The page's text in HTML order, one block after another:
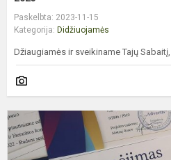
Paskelbta: 2023-11-15
Kategorija: Didžiuojamės
Džiaugiamės ir sveikiname Tajų